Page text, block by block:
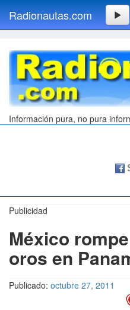
Radionautas.com
Información pura, no pura
Publicidad
México
oros en
Publicado: octubre 27, 2011